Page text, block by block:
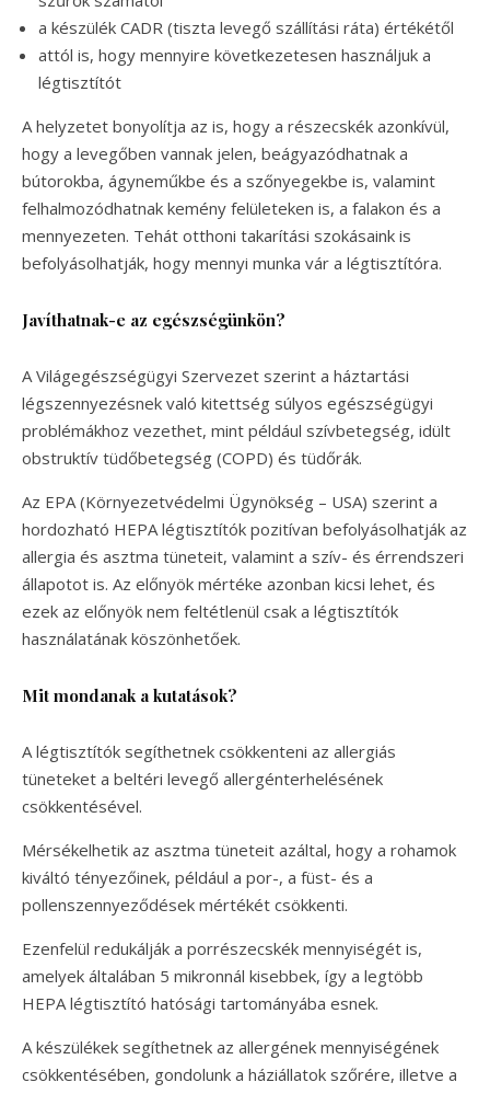
a készülék CADR (tiszta levegő szállítási ráta) értékétől
attól is, hogy mennyire következetesen használjuk a
légtisztítót
A helyzetet bonyolítja az is, hogy a részecskék azonkívül,
hogy a levegőben vannak jelen, beágyazódhatnak a
bútorokba, ágyneműkbe és a szőnyegekbe is, valamint
felhalmozódhatnak kemény felületeken is, a falakon és a
mennyezeten. Tehát otthoni takarítási szokásaink is
befolyásolhatják, hogy mennyi munka vár a légtisztítóra.
Javíthatnak-e az egészségünkön?
A Világegészségügyi Szervezet szerint a háztartási
légszennyezésnek való kitettség súlyos egészségügyi
problémákhoz vezethet, mint például szívbetegség, idült
obstruktív tüdőbetegség (COPD) és tüdőrák.
Az EPA (Környezetvédelmi Ügynökség – USA) szerint a
hordozható HEPA légtisztítók pozitívan befolyásolhatják az
allergia és asztma tüneteit, valamint a szív- és érrendszeri
állapotot is. Az előnyök mértéke azonban kicsi lehet, és
ezek az előnyök nem feltétlenül csak a légtisztítók
használatának köszönhetőek.
Mit mondanak a kutatások?
A légtisztítók segíthetnek csökkenteni az allergiás
tüneteket a beltéri levegő allergénterhelésének
csökkentésével.
Mérsékelhetik az asztma tüneteit azáltal, hogy a rohamok
kiváltó tényezőinek, például a por-, a füst- és a
pollenszennyeződések mértékét csökkenti.
Ezenfelül redukálják a porrészecskék mennyiségét is,
amelyek általában 5 mikronnál kisebbek, így a legtöbb
HEPA légtisztító hatósági tartományába esnek.
A készülékek segíthetnek az allergének mennyiségének
csökkentésében, gondolunk a háziállatok szőrére, illetve a